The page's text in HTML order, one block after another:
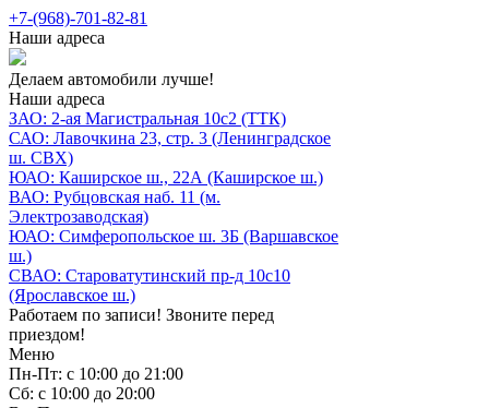
+7-(968)-701-82-81
Наши адреса
Делаем автомобили лучше!
Наши адреса
ЗАО: 2-ая Магистральная 10с2 (ТТК)
САО: Лавочкина 23, стр. 3 (Ленинградское
ш. СВХ)
ЮАО: Каширское ш., 22А (Каширское ш.)
ВАО: Рубцовская наб. 11 (м.
Электрозаводская)
ЮАО: Симферопольское ш. 3Б (Варшавское
ш.)
СВАО: Староватутинский пр-д 10с10
(Ярославское ш.)
Работаем по записи! Звоните перед
приездом!
Меню
Пн-Пт: с 10:00 до 21:00
Сб: с 10:00 до 20:00